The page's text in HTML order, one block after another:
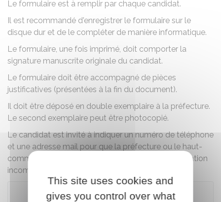
Le formulaire est à remplir par chaque candidat.
Il est recommandé d'enregistrer le formulaire sur le
disque dur et de le compléter de manière informatique.
Le formulaire, une fois imprimé, doit comporter la
signature manuscrite originale du candidat.
Le formulaire doit être accompagné de pièces
justificatives (présentées à la fin du document).
Il doit être déposé en double exemplaire à la préfecture.
Le second exemplaire peut être photocopié.
Le candidat est invité à indiquer un numéro de téléphone
et une adresse mail pour que la préfecture ou le haut-
commissariat puisse le contacter en cas de déclaration
incomplète.
This site uses cookies and
gives you control over what